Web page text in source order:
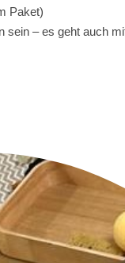
Paket)
– es geht auch